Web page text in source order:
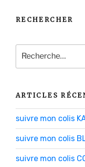
RECHERCHER
Recherche
pour
:
ARTICLES
suivre mon colis
suivre mon colis
suivre mon colis